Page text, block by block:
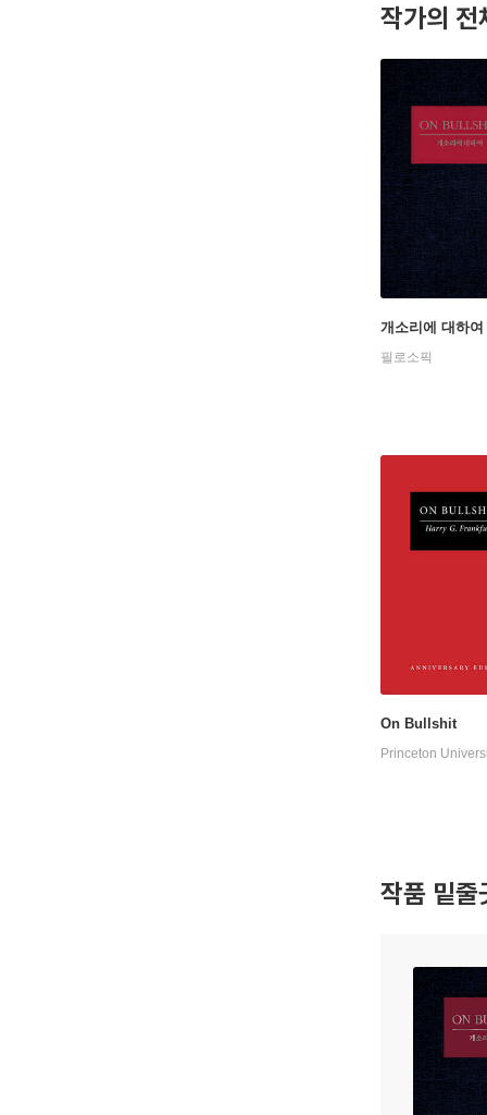
작가의 전
개소리에 대하여
필로소픽
On Bullshit
Princeton
작품 밑줄